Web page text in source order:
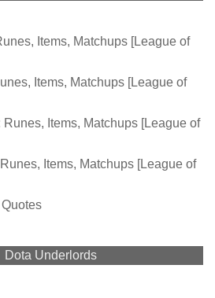
Items, Matchups [League of
Items, Matchups [League of
Items, Matchups [League of
Items, Matchups [League of
Dota Underlords